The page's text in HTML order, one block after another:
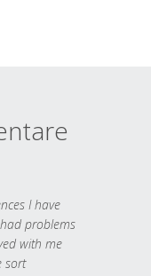
I have
problems
with me
sort